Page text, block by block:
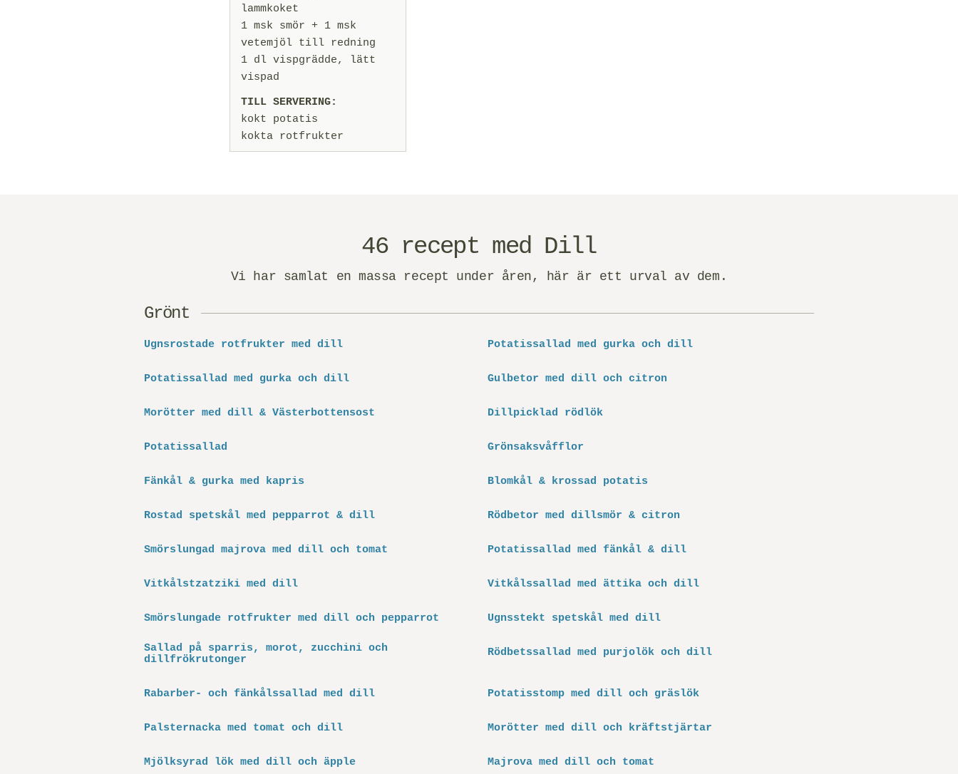
lammkoket
1 msk smör + 1 msk
vetemjöl till redning
1 dl vispgrädde, lätt
vispad
TILL SERVERING:
kokt potatis
kokta rotfrukter
46 recept med Dill
Vi har samlat en massa recept under åren, här är ett urval av dem.
Grönt
Ugnsrostade rotfrukter med dill Potatissallad med gurka och dill
Potatissallad med gurka och dill Gulbetor med dill och citron
Morötter med dill & Västerbottensost Dillpicklad rödlök
Potatissallad Grönsaksvåfflor
Fänkål & gurka med kapris Blomkål & krossad potatis
Rostad spetskål med pepparrot & dill Rödbetor med dillsmör & citron
Smörslungad majrova med dill och tomat Potatissallad med fänkål & dill
Vitkålstzatziki med dill Vitkålssallad med ättika och dill
Smörslungade rotfrukter med dill och pepparrot Ugnsstekt spetskål med dill
Sallad på sparris, morot, zucchini och
dillfrökrutonger
Rödbetssallad med purjolök och dill
Rabarber- och fänkålssallad med dill Potatisstomp med dill och gräslök
Palsternacka med tomat och dill Morötter med dill och kräftstjärtar
Mjölksyrad lök med dill och äpple Majrova med dill och tomat